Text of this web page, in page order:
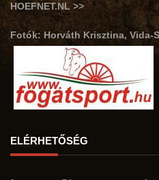
HOEFNET.NL >>
Fotók: Horváth Krisztina, Vida-
ELÉRHETŐSÉG